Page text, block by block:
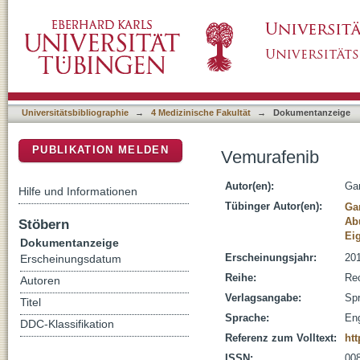
Universitätsbibliographie → 4 Medizinische Fakultät → Dokumentanzeige
Vemurafenib
Autor(en):
Tübinger Autor(en):
Erscheinungsjahr:
Reihe:
Verlagsangabe:
Sprache:
Referenz zum Volltext:
PUBLIKATION MELDEN
Hilfe und Informationen
Stöbern
Dokumentanzeige
Erscheinungsdatum
Autoren
Titel
DDC-Klassifikation